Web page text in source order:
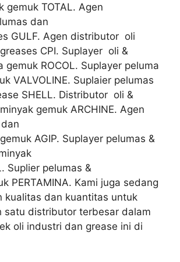
gemuk TOTAL. Agen
dan
GULF. Agen distributor oli
CPI. Suplayer oli &
gemuk ROCOL. Suplayer peluma
VALVOLINE. Suplaier pelumas
SHELL. Distributor oli &
gemuk ARCHINE. Agen
AGIP. Suplayer pelumas &
Suplier pelumas &
PERTAMINA. Kami juga sedang
kualitas dan kuantitas untuk
satu distributor terbesar dalam
oli industri dan grease ini di